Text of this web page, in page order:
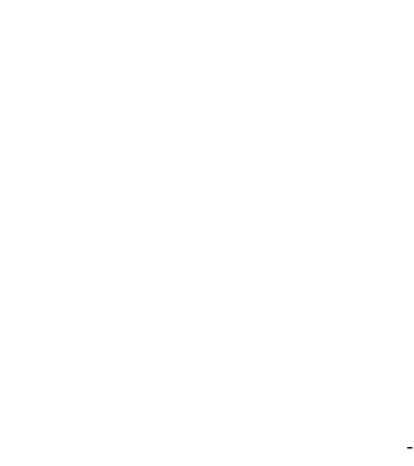
کرتا ہے۔ کنسرٹ ہال کو اس طرح ڈیزائن کیا گیا ہے کہ ہر دیکھنے والا 360-